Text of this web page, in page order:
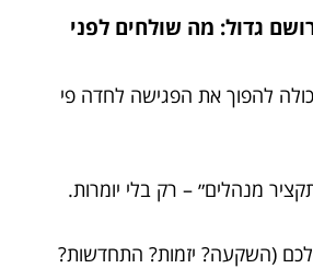
גדול: מה שולחים לפני
להפוך את הפגישה לחדה פי
מנהלים״ – רק בלי יומרות.
(השקעה? יזמות? התחדשות?